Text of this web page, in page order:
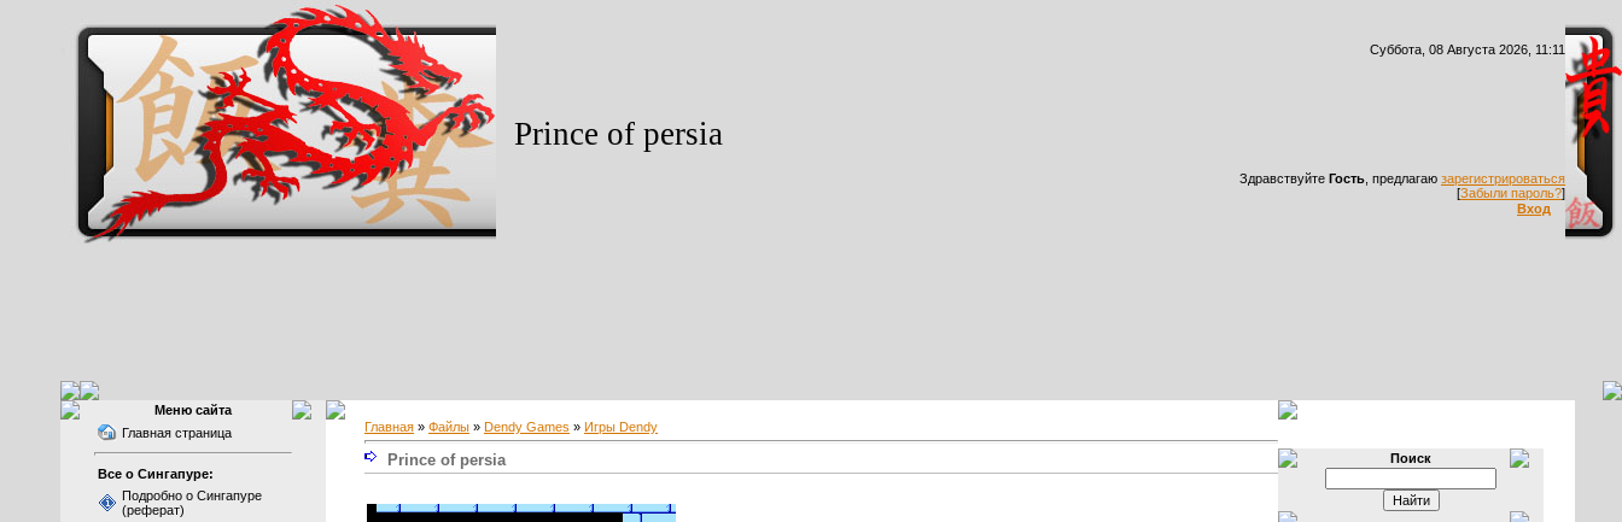
Суббота, 08 Августа 2026, 11:11
Prince of persia
Здравствуйте Гость , предлагаю зарегистрироваться
[Забыли пароль?]
Вход
Меню сайта
Главная страница
Все о Сингапуре:
Подробно о Сингапуре
(реферат)
Главная » Файлы » Dendy Games » Игры Dendy
Prince of persia Поиск